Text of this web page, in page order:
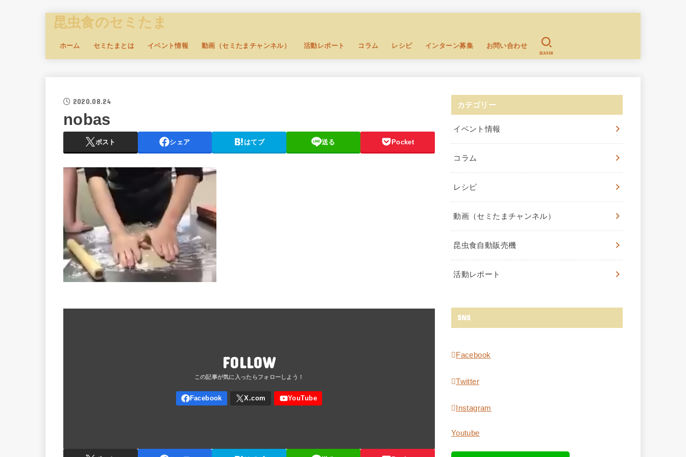
昆虫食のセミたま
ホーム セミたまとは イベント情報 動画（セミたまチャンネル） 活動レポート コラム レシピ インターン募集 お問い合わせ
SEARCH
2020.08.24
nobas
ポスト シェア はてブ 送る Pocket
FOLLOW
カテゴリー
イベント情報
コラム
レシピ
動画（セミたまチャンネル）
昆虫食自動販売機
活動レポート
SNS
Facebook
Twitter
Instagram
Youtube